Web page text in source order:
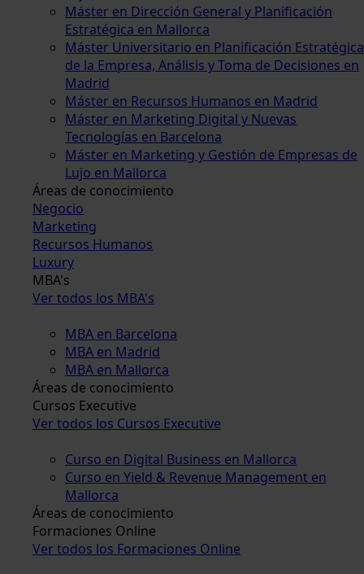
Máster en Dirección General y Planificación
Estratégica en Mallorca
Máster Universitario en Planificación Estratégica
de la Empresa, Análisis y Toma de Decisiones en
Madrid
Máster en Recursos Humanos en Madrid
Máster en Marketing Digital y Nuevas
Tecnologías en Barcelona
Máster en Marketing y Gestión de Empresas de
Lujo en Mallorca
Áreas de conocimiento
Negocio
Marketing
Recursos Humanos
Luxury
MBA's
Ver todos los MBA's
MBA en Barcelona
MBA en Madrid
MBA en Mallorca
Áreas de conocimiento
Cursos Executive
Ver todos los Cursos Executive
Curso en Digital Business en Mallorca
Curso en Yield & Revenue Management en
Mallorca
Áreas de conocimiento
Formaciones Online
Ver todos los Formaciones Online